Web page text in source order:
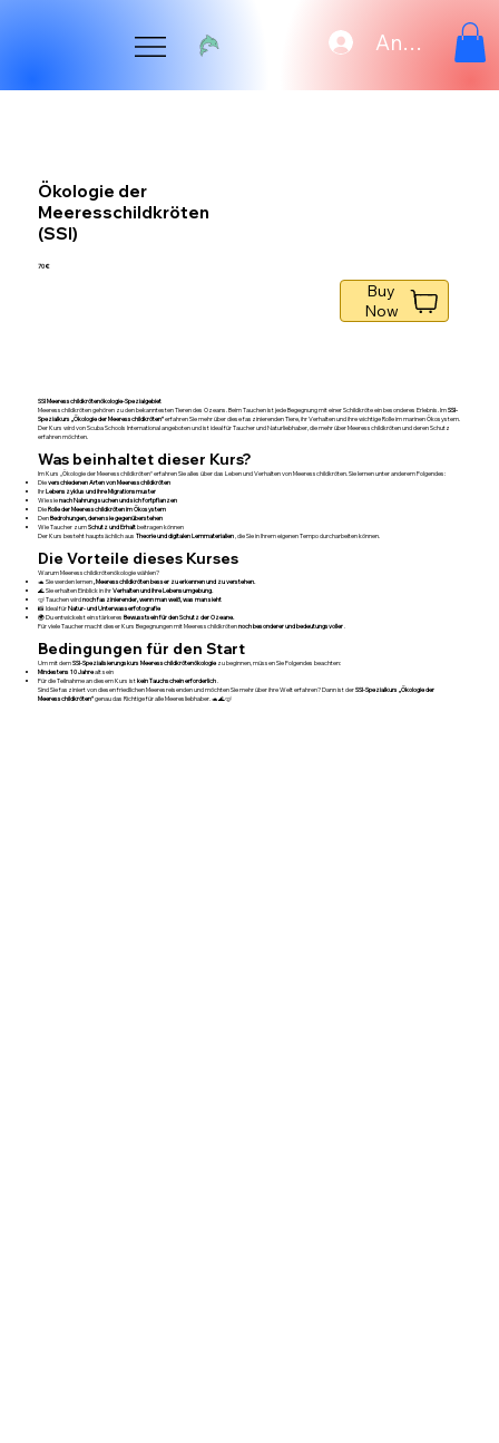
Anmelden
Ökologie der
Meeresschildkröten
(SSI)
70 €
Buy
Now
SSI Meeresschildkrötenökologie-Spezialgebiet
Meeresschildkröten gehören zu den bekanntesten Tieren des Ozeans. Beim Tauchen ist jede Begegnung mit einer Schildkröte ein besonderes Erlebnis. ImSSI-
Spezialkurs „Ökologie der Meeresschildkröten“erfahren Sie mehr über diese faszinierenden Tiere, ihr Verhalten und ihre wichtige Rolle im marinen Ökosystem.
Der Kurs wird von Scuba Schools International angeboten und ist ideal für Taucher und Naturliebhaber, die mehr über Meeresschildkröten und deren Schutz
erfahren möchten.
Was beinhaltet dieser Kurs?
Im Kurs „Ökologie der Meeresschildkröten“ erfahren Sie alles über das Leben und Verhalten von Meeresschildkröten. Sie lernen unter anderem Folgendes:
Dieverschiedenen Arten von Meeresschildkröten
IhrLebenszyklus und ihre Migrationsmuster
Wie sienach Nahrung suchen und sich fortpflanzen
DieRolle der Meeresschildkröten im Ökosystem
DenBedrohungen, denen sie gegenüberstehen
Wie Taucher zumSchutz und Erhaltbeitragen können
Der Kurs besteht hauptsächlich ausTheorie und digitalen Lernmaterialien , die Sie in Ihrem eigenen Tempo durcharbeiten können.
Die Vorteile dieses Kurses
Warum Meeresschildkrötenökologie wählen?
🐢 Sie werden lernen , Meeresschildkröten besser zu erkennen und zu verstehen.
🌊 Sie erhalten Einblick in ihrVerhalten und ihre Lebensumgebung.
🤿 Tauchen wirdnoch faszinierender, wenn man weiß, was man sieht
📸 Ideal fürNatur- und Unterwasserfotografie
🌍 Du entwickelst ein stärkeresBewusstsein für den Schutz der Ozeane.
Für viele Taucher macht dieser Kurs Begegnungen mit Meeresschildkrötennoch besonderer und bedeutungsvoller
Bedingungen für den Start
Um mit demSSI-Spezialisierungskurs Meeresschildkrötenökologiezu beginnen, müssen Sie Folgendes beachten:
Mindestens 10 Jahrealt sein
Für die Teilnahme an diesem Kurs istkein Tauchschein erforderlich
Sind Sie fasziniert von diesen friedlichen Meeresreisenden und möchten Sie mehr über ihre Welt erfahren? Dann ist derSSI-Spezialkurs „Ökologie der
Meeresschildkröten“genau das Richtige für alle Meeresliebhaber. 🐢🌊🤿